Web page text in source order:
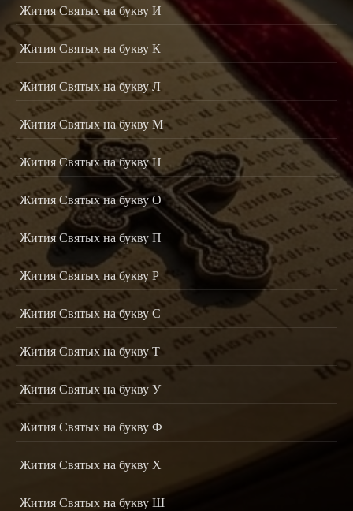
Жития Святых на букву И
Жития Святых на букву К
Жития Святых на букву Л
Жития Святых на букву М
Жития Святых на букву Н
Жития Святых на букву О
Жития Святых на букву П
Жития Святых на букву Р
Жития Святых на букву С
Жития Святых на букву Т
Жития Святых на букву У
Жития Святых на букву Ф
Жития Святых на букву Х
Жития Святых на букву Ш